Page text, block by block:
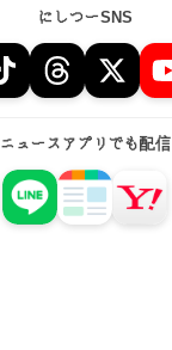
にしつーSNS
ニュースアプリでも配信